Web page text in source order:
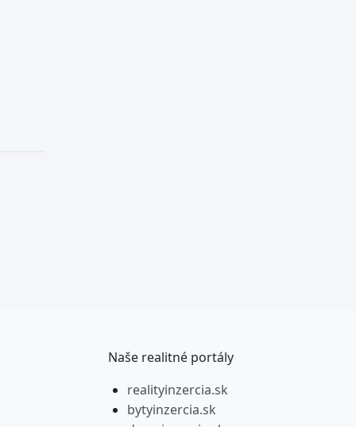
Naše realitné portály
realityinzercia.sk
bytyinzercia.sk